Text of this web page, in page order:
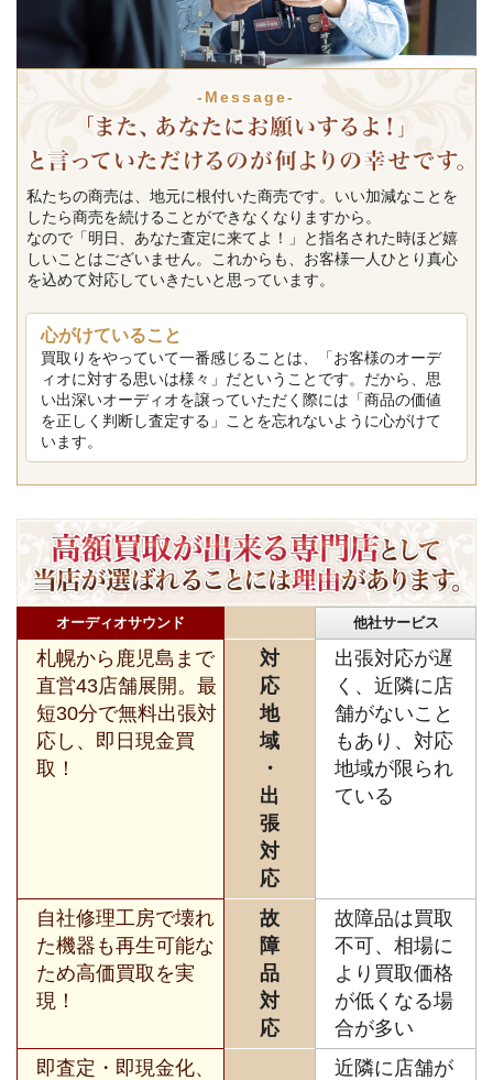
-Message-
私たちの商売は、地元に根付いた商売です。いい加減なことを
したら商売を続けることができなくなりますから。
なので「明日、あなた査定に来てよ！」と指名された時ほど嬉
しいことはございません。これからも、お客様一人ひとり真心
を込めて対応していきたいと思っています。
心がけていること
買取りをやっていて一番感じることは、「お客様のオーデ
ィオに対する思いは様々」だということです。だから、思
い出深いオーディオを譲っていただく際には「商品の価値
を正しく判断し査定する」ことを忘れないように心がけて
います。
オーディオサウンド 他社サービス
札幌から鹿児島まで
直営43店舗展開。最
短30分で無料出張対
応し、即日現金買
取！
対
応
地
域
・
出
張
対
応
出張対応が遅
く、近隣に店
舗がないこと
もあり、対応
地域が限られ
ている
自社修理工房で壊れ
た機器も再生可能な
ため高価買取を実
現！
故
障
品
対
応
故障品は買取
不可、相場に
より買取価格
が低くなる場
合が多い
即査定・即現金化、
近隣に店舗が